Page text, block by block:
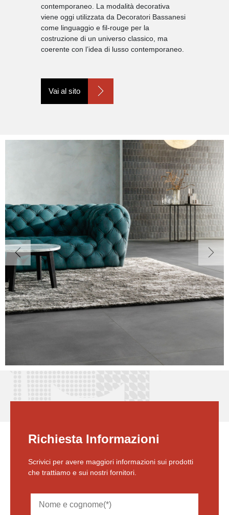
contemporaneo. La modalità decorativa
viene oggi utilizzata da Decoratori Bassanesi
come linguaggio e fil-rouge per la
costruzione di un universo classico, ma
coerente con l’idea di lusso contemporaneo.
Vai al sito
Previous Next
Richiesta Informazioni
Scrivici per avere maggiori informazioni sui prodotti
che trattiamo e sui nostri fornitori.